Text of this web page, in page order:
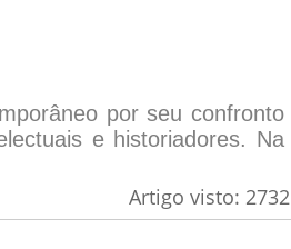
por seu confronto
e historiadores. Na
Artigo visto: 2732